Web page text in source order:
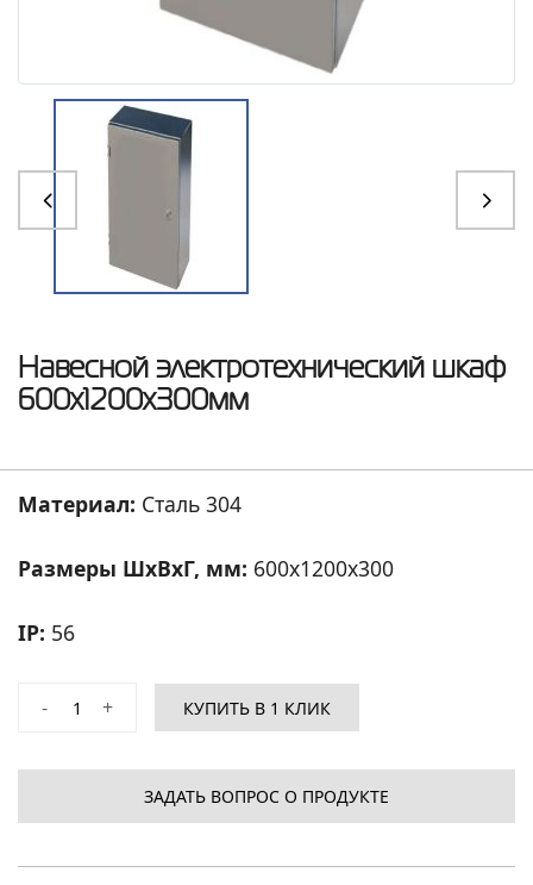
Навесной электротехнический шкаф
600x1200x300мм
Материал: Сталь 304
Размеры ШхВхГ, мм: 600x1200x300
IP: 56
+
- КУПИТЬ В 1 КЛИК
ЗАДАТЬ ВОПРОС О ПРОДУКТЕ